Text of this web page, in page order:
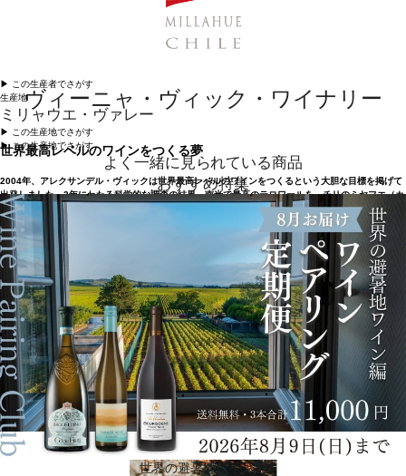
ヴィーニャ・ヴィック・ワイナリー
世界最高レベルのワインをつくる夢
2004年、アレクサンデル・ヴィックは世界最高レベルのワインをつくるという大胆な目標を掲げて
出発しました。2年にわたる科学的な調査の結果、南米で最高のテロワールを、チリのミヤフエ（カ
チャポアル・ヴァレー）で見つけました。ヴィックはワイン醸造学、気候学、地質学、葡萄栽培
学、経済学の各専門家を集め、その大陸で理想的な土地を探し、夢に描いたワイン造りを目指した
のです。チリのサンティアゴから2時間ほど離れた、アパルタの山々を越えたワイン産地で、偶然に
も先住民族の言葉で“黄金の地”を意味するミヤフエ・ヴァレーという名の地に広がっていました。
▶︎ この生産者でさがす
生産地
ミリャウエ・ヴァレー
▶︎ この生産地でさがす
▶︎ この生産地でさがす
よく一緒に見られている商品
おすすめ特集
世界の避暑地ワイン編